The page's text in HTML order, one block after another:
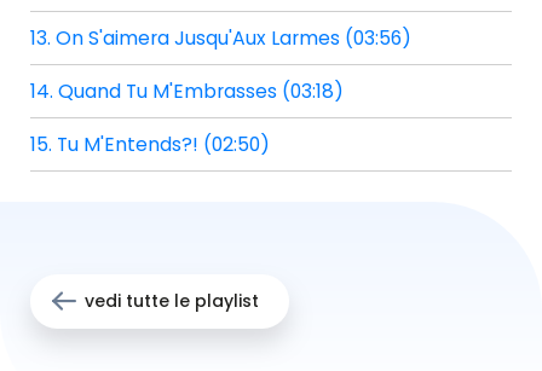
13. On S'aimera Jusqu'Aux Larmes (03:56)
14. Quand Tu M'Embrasses (03:18)
15. Tu M'Entends?! (02:50)
vedi tutte le playlist